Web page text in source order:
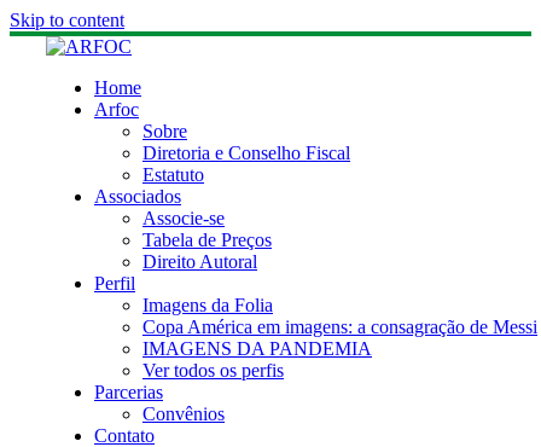
Skip to content
Home
Arfoc
Sobre
Diretoria e Conselho Fiscal
Estatuto
Associados
Associe-se
Tabela de Preços
Direito Autoral
Perfil
Imagens da Folia
Copa América em imagens: a consagração de Messi
IMAGENS DA PANDEMIA
Ver todos os perfis
Parcerias
Convênios
Contato